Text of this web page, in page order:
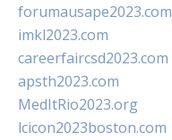
forumausape2023.com
imkl2023.com
careerfaircsd2023.com
apsth2023.com
MedItRio2023.org
lcicon2023boston.com